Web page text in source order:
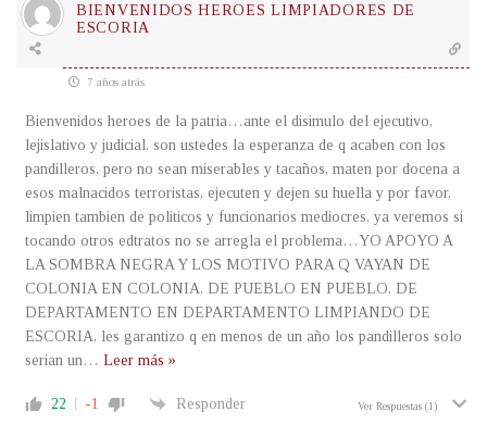
BIENVENIDOS HEROES LIMPIADORES DE
ESCORIA
7 años atrás
Bienvenidos heroes de la patria…ante el disimulo del ejecutivo,
lejislativo y judicial, son ustedes la esperanza de q acaben con los
pandilleros, pero no sean miserables y tacaños, maten por docena a
esos malnacidos terroristas, ejecuten y dejen su huella y por favor,
limpien tambien de politicos y funcionarios mediocres, ya veremos si
tocando otros edtratos no se arregla el problema…YO APOYO A
LA SOMBRA NEGRA Y LOS MOTIVO PARA Q VAYAN DE
COLONIA EN COLONIA, DE PUEBLO EN PUEBLO, DE
DEPARTAMENTO EN DEPARTAMENTO LIMPIANDO DE
ESCORIA, les garantizo q en menos de un año los pandilleros solo
serian un … Leer más »
22 -1 Responder Ver Respuestas (1)